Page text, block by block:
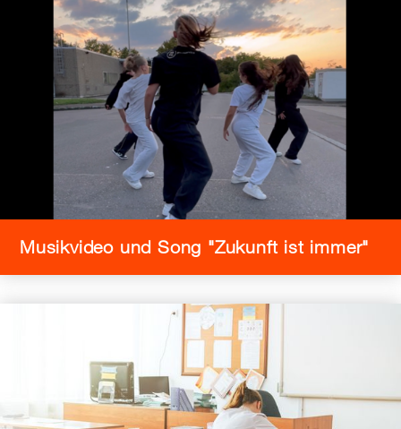
Musikvideo und Song "Zukunft ist immer"